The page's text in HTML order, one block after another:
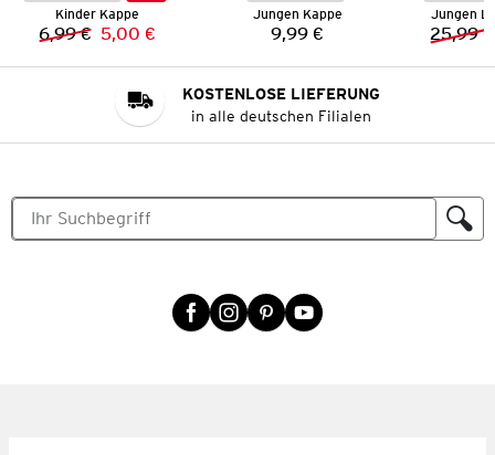
Kinder Kappe
Vorheriger Preis:
6,99 € Neuer Preis:
5,00 €
Jungen Kappe
Preis:
9,99 €
Jungen
25,99 €
KOSTENLOSE LIEFERUNG
in alle deutschen Filialen